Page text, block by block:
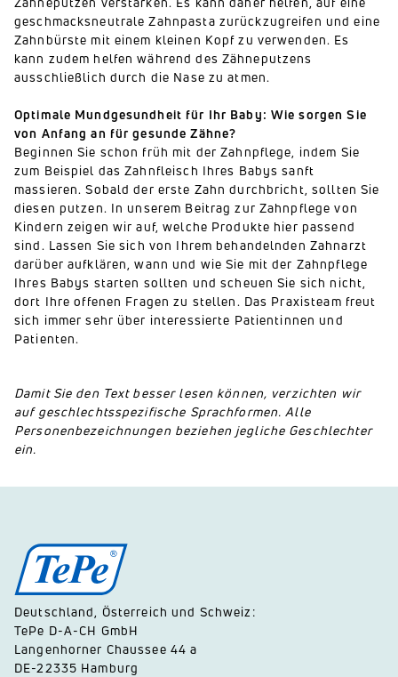
geschmacksneutrale Zahnpasta zurückzugreifen und eine
Zahnbürste mit einem kleinen Kopf zu verwenden. Es
kann zudem helfen während des Zähneputzens
ausschließlich durch die Nase zu atmen.
Optimale Mundgesundheit für Ihr Baby: Wie sorgen Sie
von Anfang an für gesunde Zähne?
Beginnen Sie schon früh mit der Zahnpflege, indem Sie
zum Beispiel das Zahnfleisch Ihres Babys sanft
massieren. Sobald der erste Zahn durchbricht, sollten Sie
diesen putzen. In unserem Beitrag zur Zahnpflege von
Kindern zeigen wir auf, welche Produkte hier passend
sind. Lassen Sie sich von Ihrem behandelnden Zahnarzt
darüber aufklären, wann und wie Sie mit der Zahnpflege
Ihres Babys starten sollten und scheuen Sie sich nicht,
dort Ihre offenen Fragen zu stellen. Das Praxisteam freut
sich immer sehr über interessierte Patientinnen und
Patienten.
Damit Sie den Text besser lesen können, verzichten wir
auf geschlechtsspezifische Sprachformen. Alle
Personenbezeichnungen beziehen jegliche Geschlechter
ein.
Deutschland, Österreich und Schweiz:
TePe D-A-CH GmbH
Langenhorner Chaussee 44 a
DE-22335 Hamburg